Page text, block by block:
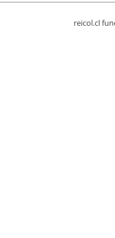
reicol.cl